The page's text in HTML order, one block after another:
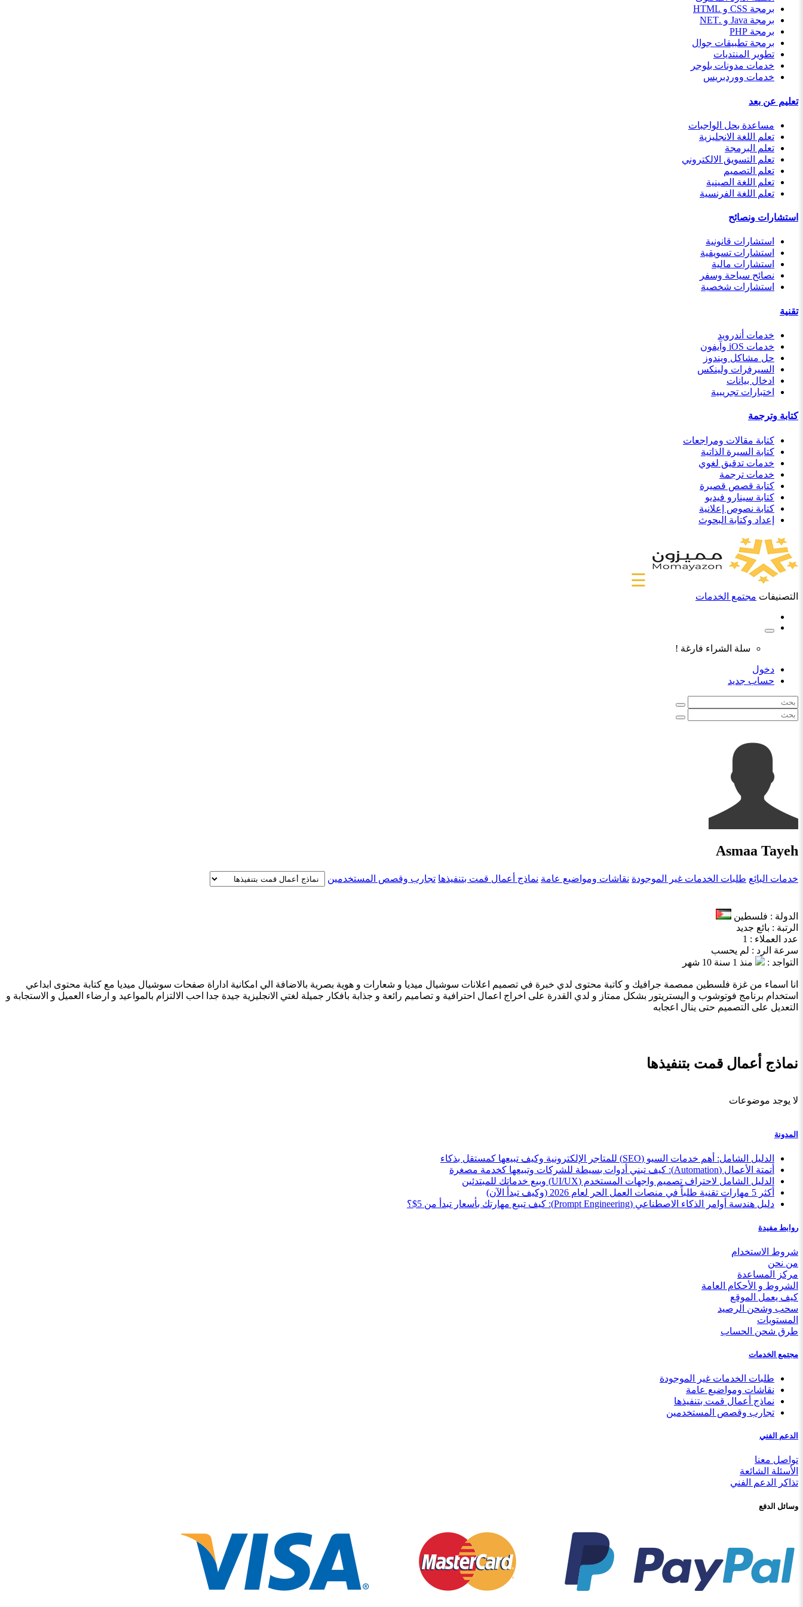
برمجة CSS و HTML
برمجة Java و .NET
برمجة PHP
برمجة تطبيقات جوال
تطوير المنتديات
خدمات مدونات بلوجر
خدمات ووردبريس
تعليم عن بعد
مساعدة بحل الواجبات
تعلم اللغة الانجليزية
تعلم البرمجة
تعلم التسويق الالكتروني
تعلم التصميم
تعلم اللغة الصينية
تعلم اللغة الفرنسية
استشارات ونصائح
استشارات قانونية
استشارات تسويقية
استشارات مالية
نصائح سياحة وسفر
استشارات شخصية
تقنية
خدمات أندرويد
خدمات iOS وآيفون
حل مشاكل ويندوز
السيرفرات ولينكس
ادخال بيانات
اختبارات تجريبية
كتابة وترجمة
كتابة مقالات ومراجعات
كتابة السيرة الذاتية
خدمات تدقيق لغوي
خدمات ترجمة
كتابة قصص قصيرة
كتابة سينارو فيديو
كتابة نصوص إعلانية
إعداد وكتابة البحوث
☰
التصنيفات مجتمع الخدمات
سلة الشراء فارغة !
دخول
حساب جديد
Asmaa Tayeh
خدمات البائع طلبات الخدمات غير الموجودة نقاشات ومواضيع عامة نماذج أعمال قمت بتنفيذها تجارب وقصص المستخدمين
الدولة : فلسطين
الرتبة : بائع جديد
عدد العملاء : 1
سرعة الرد : لم يحسب
التواجد :
منذ 1 سنة 10 شهر
انا اسماء من غزة فلسطين ممصمة جرافيك و كاتبة محتوى لدي خبرة في تصميم اعلانات سوشيال ميديا و شعارات و هوية بصرية بالاضافة الي امكانية اداراة صفحات سوشيال ميديا مع كتابة محتوى ابداعي
استخدام برنامج فوتوشوب و اليستريتور بشكل ممتاز و لدي القدرة على اخراج اعمال احترافية و تصاميم رائعة و جذابة بافكار جميلة لغتي الانجليزية جيدة جدا احب الالتزام بالمواعيد و ارضاء العميل و الاستجابة و
التعديل على التصميم حتى ينال اعجابه
نماذج أعمال قمت بتنفيذها
لا يوجد موضوعات
المدونة
الدليل الشامل: أهم خدمات السيو (SEO) للمتاجر الإلكترونية وكيف تبيعها كمستقل بذكاء
أتمتة الأعمال (Automation): كيف تبني أدوات بسيطة للشركات وتبيعها كخدمة مصغرة
الدليل الشامل لاحتراف تصميم واجهات المستخدم (UI/UX) وبيع خدماتك للمبتدئين
أكثر 5 مهارات تقنية طلباً في منصات العمل الحر لعام 2026 (وكيف تبدأ الآن)
دليل هندسة أوامر الذكاء الاصطناعي (Prompt Engineering): كيف تبيع مهارتك بأسعار تبدأ من 5$؟
روابط مفيدة
شروط الاستخدام
من نحن
مركز المساعدة
الشروط و الأحكام العامة
كيف يعمل الموقع
سحب وشحن الرصيد
المستويات
طرق شحن الحساب
مجتمع الخدمات
طلبات الخدمات غير الموجودة
نقاشات ومواضيع عامة
نماذج أعمال قمت بتنفيذها
تجارب وقصص المستخدمين
الدعم الفني
تواصل معنا
الأسئلة الشائعة
تذاكر الدعم الفني
وسائل الدفع